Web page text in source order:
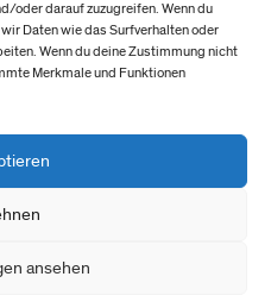
oder darauf zuzugreifen. Wenn du
Daten wie das Surfverhalten oder
Wenn du deine Zustimmung nicht
Merkmale und Funktionen
ansehen